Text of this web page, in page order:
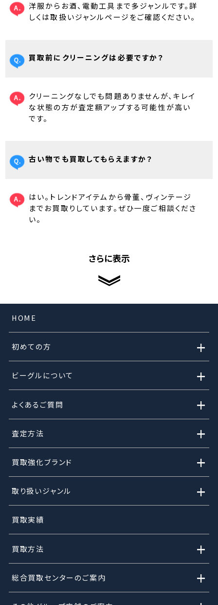
洋服からお酒、電動工具まで多ジャンルです。詳
しくは取扱いジャンルページをご確認ください。
買取前にクリーニングは必要ですか？
クリーニングなしでも問題ありませんが、キレイ
な状態の方が査定額アップする可能性が高い
です。
古い物でも買取してもらえますか？
はい。トレンドアイテムから骨董、ヴィンテージ
までお買取りしています。ぜひ一度ご相談くださ
い。
さらに表示
HOME
初めての方 +
ビーグルについて +
よくあるご質問 +
査定方法 +
買取強化ブランド +
取り扱いジャンル +
買取実績
買取方法 +
総合買取センターのご案内 +